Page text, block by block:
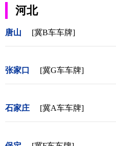
河北
唐山 [冀B车车牌]
张家口 [冀G车车牌]
石家庄 [冀A车车牌]